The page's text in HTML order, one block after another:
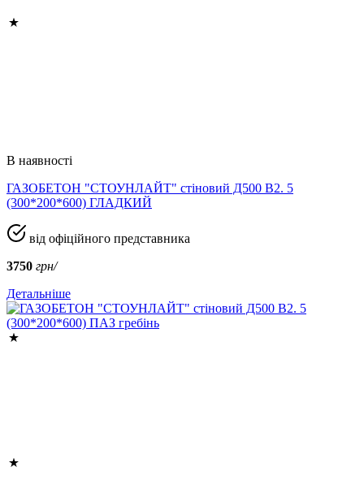
В наявності
ГАЗОБЕТОН "СТОУНЛАЙТ" стіновий Д500 В2. 5
(300*200*600) ГЛАДКИЙ
від офіційного представника
3750 грн/
Детальніше